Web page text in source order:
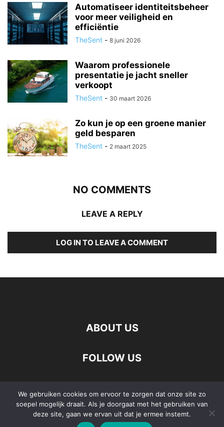
Automatiseer identiteitsbeheer
voor meer veiligheid en
efficiëntie
TheSent - 8 juni 2026
Waarom professionele
presentatie je jacht sneller
verkoopt
TheSent - 30 maart 2026
Zo kun je op een groene manier
geld besparen
TheSent - 2 maart 2025
NO COMMENTS
LEAVE A REPLY
LOG IN TO LEAVE A COMMENT
ABOUT US
FOLLOW US
Wonen Lifestyle Vrije Tijd cursus Duits Eindhoven
We gebruiken cookies om ervoor te zorgen dat onze site zo
soepel mogelijk draait. Als je doorgaat met het gebruiken van
deze site, gaan we ervan uit dat je ermee instemt.